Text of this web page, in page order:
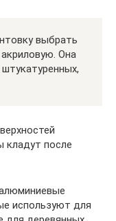
выбрать
Она
кладут после
используют для